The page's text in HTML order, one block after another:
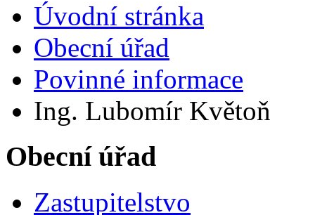
Úvodní stránka
Obecní úřad
Povinné informace
Ing. Lubomír Květoň
Obecní úřad
Zastupitelstvo